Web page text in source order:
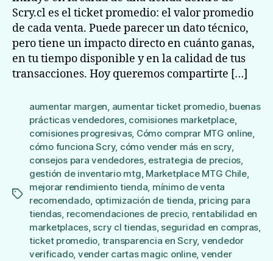
Scry.cl es el ticket promedio: el valor promedio
de cada venta. Puede parecer un dato técnico,
pero tiene un impacto directo en cuánto ganas,
en tu tiempo disponible y en la calidad de tus
transacciones. Hoy queremos compartirte […]
Etiquetas
aumentar margen, aumentar ticket promedio, buenas
prácticas vendedores, comisiones marketplace,
comisiones progresivas, Cómo comprar MTG online,
cómo funciona Scry, cómo vender más en scry,
consejos para vendedores, estrategia de precios,
gestión de inventario mtg, Marketplace MTG Chile,
mejorar rendimiento tienda, mínimo de venta
recomendado, optimización de tienda, pricing para
tiendas, recomendaciones de precio, rentabilidad en
marketplaces, scry cl tiendas, seguridad en compras,
ticket promedio, transparencia en Scry, vendedor
verificado, vender cartas magic online, vender